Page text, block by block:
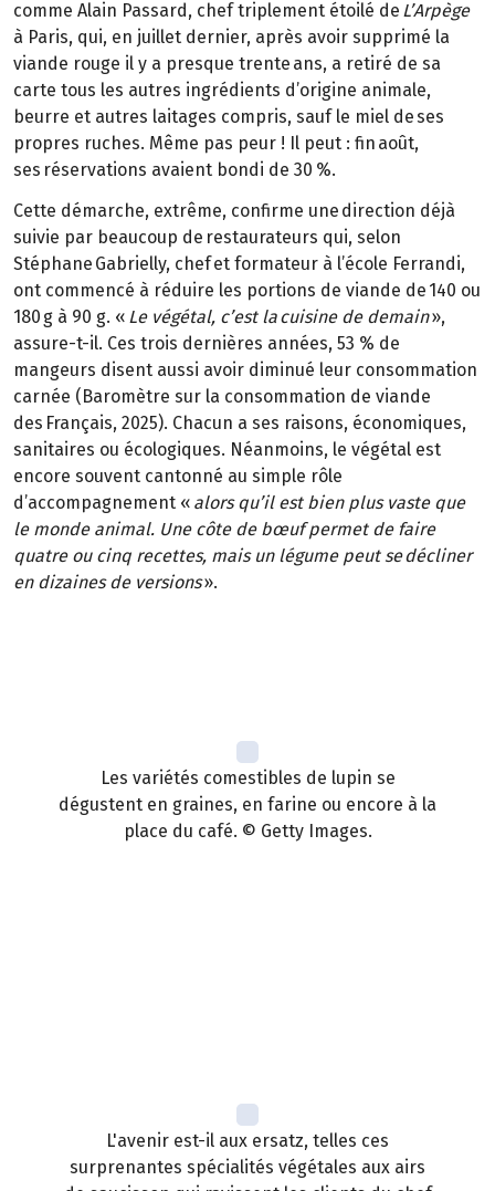
comme Alain Passard, chef triplement étoilé de L’Arpège
à Paris, qui, en juillet dernier, après avoir supprimé la
viande rouge il y a presque trente ans, a retiré de sa
carte tous les autres ingrédients d’origine animale,
beurre et autres laitages compris, sauf le miel de ses
propres ruches. Même pas peur ! Il peut : fin août,
ses réservations avaient bondi de 30 %.
Cette démarche, extrême, confirme une direction déjà
suivie par beaucoup de restaurateurs qui, selon
Stéphane Gabrielly, chef et formateur à l’école Ferrandi,
ont commencé à réduire les portions de viande de 140 ou
180 g à 90 g. « Le végétal, c’est la cuisine de demain»,
assure-t-il. Ces trois dernières années, 53 % de
mangeurs disent aussi avoir diminué leur consommation
carnée (Baromètre sur la consommation de viande
des Français, 2025). Chacun a ses raisons, économiques,
sanitaires ou écologiques. Néanmoins, le végétal est
encore souvent cantonné au simple rôle
d’accompagnement « alors qu’il est bien plus vaste que
le monde animal. Une côte de bœuf permet de faire
quatre ou cinq recettes, mais un légume peut se décliner
en dizaines de versions».
Les variétés comestibles de lupin se
dégustent en graines, en farine ou encore à la
place du café. © Getty Images.
L'avenir est-il aux ersatz, telles ces
surprenantes spécialités végétales aux airs